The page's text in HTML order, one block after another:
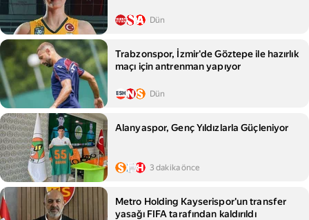
Dün
Trabzonspor, İzmir'de Göztepe ile hazırlık
maçı için antrenman yapıyor
Dün
Alanyaspor, Genç Yıldızlarla Güçleniyor
3 dakika önce
Metro Holding Kayserispor'un transfer
yasağı FIFA tarafından kaldırıldı